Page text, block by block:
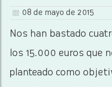
08 de mayo de 2015
Nos han bastado
los 15.000 euros que
planteado como